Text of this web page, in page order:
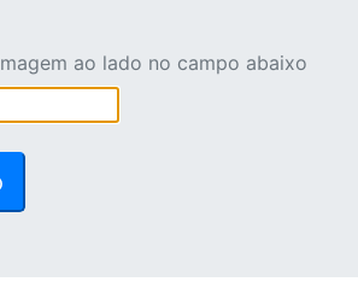
ao lado no campo abaixo